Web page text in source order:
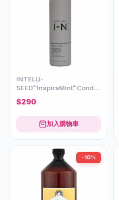
INTELLI-
SEED™InspiraMint™Conditioner
236ml
$290
加入購物車
-10%